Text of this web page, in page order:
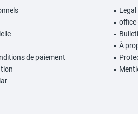
de paiement
Legal
À